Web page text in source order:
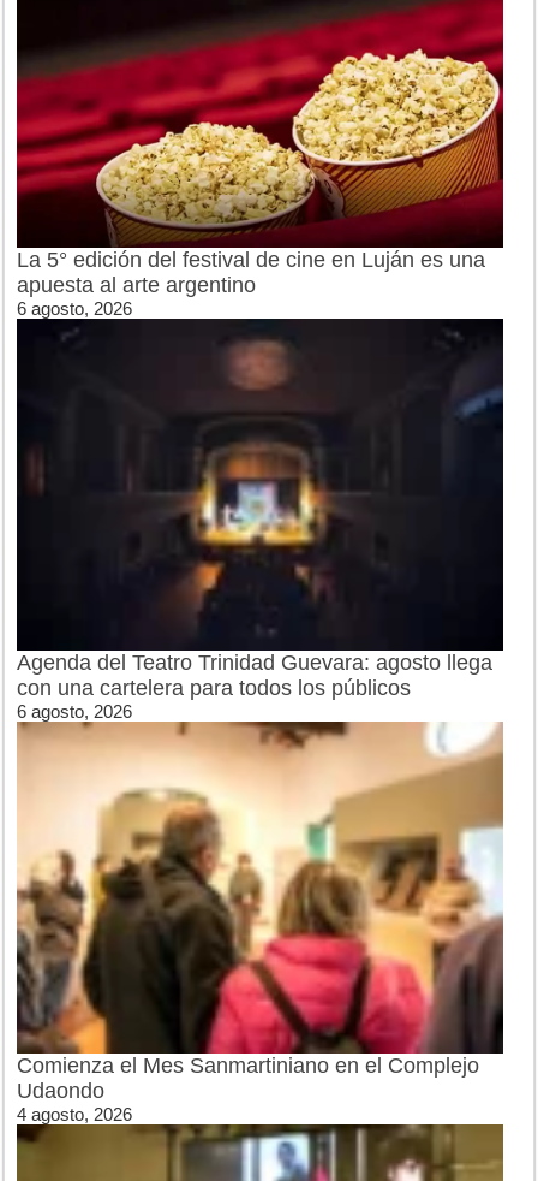
La 5° edición del festival de cine en Luján es una
apuesta al arte argentino
6 agosto, 2026
Agenda del Teatro Trinidad Guevara: agosto llega
con una cartelera para todos los públicos
6 agosto, 2026
Comienza el Mes Sanmartiniano en el Complejo
Udaondo
4 agosto, 2026